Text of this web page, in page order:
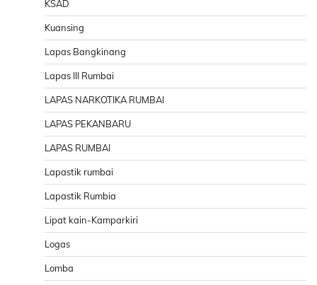
KSAD
Kuansing
Lapas Bangkinang
Lapas III Rumbai
LAPAS NARKOTIKA RUMBAI
LAPAS PEKANBARU
LAPAS RUMBAI
Lapastik rumbai
Lapastik Rumbia
Lipat kain-Kamparkiri
Logas
Lomba